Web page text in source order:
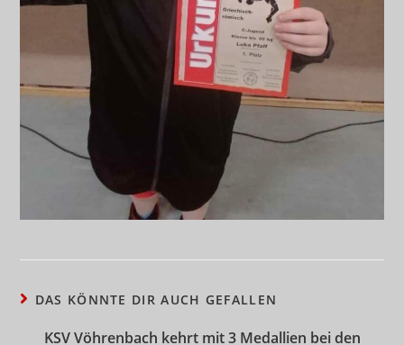
DAS KÖNNTE DIR AUCH GEFALLEN
KSV Vöhrenbach kehrt mit 3 Medallien bei den